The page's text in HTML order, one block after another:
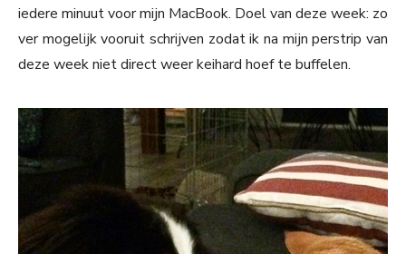
iedere minuut voor mijn MacBook. Doel van deze week: zo
ver mogelijk vooruit schrijven zodat ik na mijn perstrip van
deze week niet direct weer keihard hoef te buffelen.